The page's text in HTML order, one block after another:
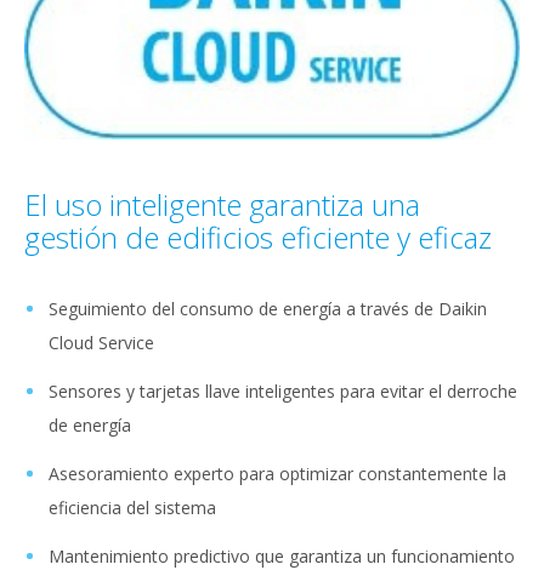
El uso inteligente garantiza una
gestión de edificios eficiente y eficaz
Seguimiento del consumo de energía a través de Daikin
Cloud Service
Sensores y tarjetas llave inteligentes para evitar el derroche
de energía
Asesoramiento experto para optimizar constantemente la
eficiencia del sistema
Mantenimiento predictivo que garantiza un funcionamiento